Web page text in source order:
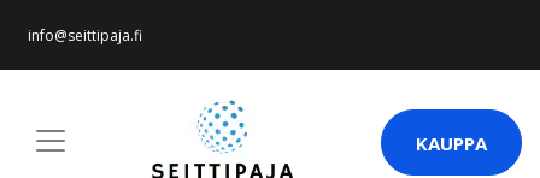
info@seittipaja.fi
KAUPPA